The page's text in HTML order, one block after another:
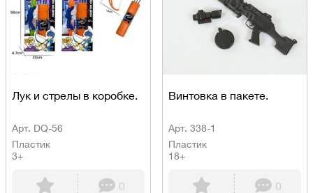
Лук и стрелы в коробке.
Арт. DQ-56
Пластик
3+
0
Винтовка в пакете.
Арт. 338-1
Пластик
18+
0